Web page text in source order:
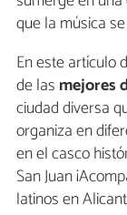
que la música
En este artículo
de las mejores
ciudad diversa
organiza en
en el casco
San Juan
latinos en